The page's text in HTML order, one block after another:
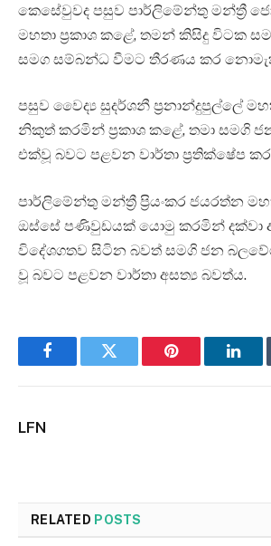
කෙසේවුවද පසුව පාර්ලිමේන්තු මන්ත්‍රී
මහතා ප්‍රකාශ කළේ, තමන් කිසිදු විටක
සමග සම්බන්ධ වීමට තීරණය කර
පසුව වෛද්‍ය සුදර්ශනී ප්‍රනාන්දුපුල්ලේ
නිකුත් කරමින් ප්‍රකාශ කළේ, තමා සමගි
එක්වූ බවට පළවන වාර්තා ප්‍රතික්ෂේප
පාර්ලිමේන්තු මන්ත්‍රී ප්‍රියංකර ජයරත්න
ඔස්සේ පණිවුඩයක් යොමු කරමින් දක්වා
විදේශගතව සිටින බවත් සමගි ජන
වූ බවට පළවන වාර්තා අසත්‍ය බවත්ය.
FacebookTwitter Pinterest
LFN
RELATED POSTS